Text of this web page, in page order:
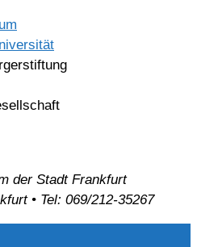
der Stadt Frankfurt
• Tel: 069/212-35267